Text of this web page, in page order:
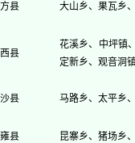
县 大山乡、果瓦乡
县
花溪乡、中坪镇
定新乡、观音洞
县 马路乡、太平乡
县 昆寨乡、猪场乡